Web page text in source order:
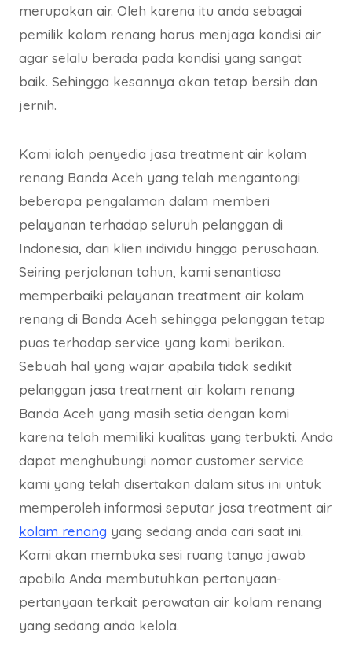
merupakan air. Oleh karena itu anda sebagai
pemilik kolam renang harus menjaga kondisi air
agar selalu berada pada kondisi yang sangat
baik. Sehingga kesannya akan tetap bersih dan
jernih.
Kami ialah penyedia jasa treatment air kolam
renang Banda Aceh yang telah mengantongi
beberapa pengalaman dalam memberi
pelayanan terhadap seluruh pelanggan di
Indonesia, dari klien individu hingga perusahaan.
Seiring perjalanan tahun, kami senantiasa
memperbaiki pelayanan treatment air kolam
renang di Banda Aceh sehingga pelanggan tetap
puas terhadap service yang kami berikan.
Sebuah hal yang wajar apabila tidak sedikit
pelanggan jasa treatment air kolam renang
Banda Aceh yang masih setia dengan kami
karena telah memiliki kualitas yang terbukti. Anda
dapat menghubungi nomor customer service
kami yang telah disertakan dalam situs ini untuk
memperoleh informasi seputar jasa treatment air
kolam renang yang sedang anda cari saat ini.
Kami akan membuka sesi ruang tanya jawab
apabila Anda membutuhkan pertanyaan-
pertanyaan terkait perawatan air kolam renang
yang sedang anda kelola.